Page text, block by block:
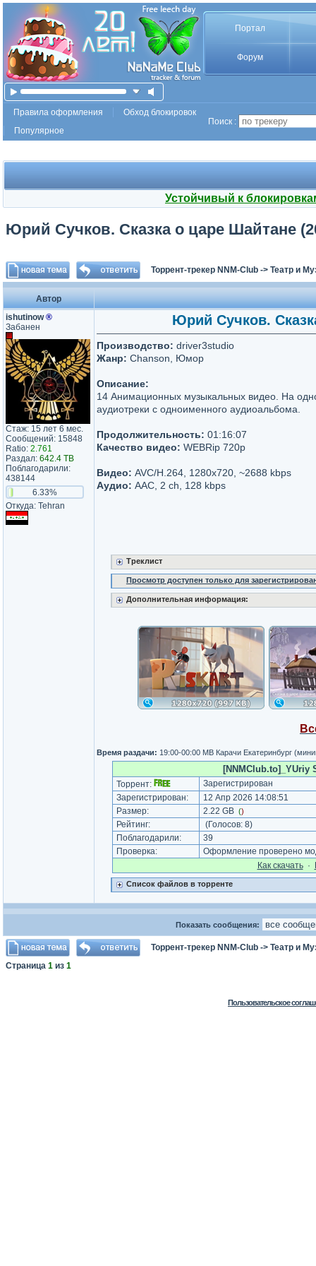
Портал
Форум
Правила оформления
Обход блокировок
Популярное
Поиск :
Устойчивый к
Юрий Сучков. Сказка о царе Шайтане
Торрент-трекер NNM-Club -> Театр и
Автор
ishutinow®
Забанен
Стаж: 15 лет 6 мес.
Сообщений: 15848
Ratio: 2.761
Раздал: 642.4 TB
Поблагодарили:
438144
6.33%
Откуда: Tehran
Юрий Сучков.
Производство: driver3studio
Жанр: Chanson, Юмор
Описание:
14 Анимационных музыкальных видео. На
аудиотреки с одноименного аудиоальбома.
Продолжительность: 01:16:07
Качество видео: WEBRip 720p
Видео: AVC/H.264, 1280х720, ~2688 kbps
Аудио: AAC, 2 ch, 128 kbps
Треклист
Просмотр доступен только для
Дополнительная информация:
Время раздачи: 19:00-00:00 МВ Карачи Екатеринбург
[NNMClub.to]_YUriy
Торрент:
Зарегистрирован
Зарегистрирован:
12 Апр 2026 14:08:51
Размер:
2.22 GB ()
Рейтинг: (Голосов: 8)
Поблагодарили:
39
Проверка:
Оформление проверено
Как cкачать·
Список файлов в торренте
Показать сообщения:
Торрент-трекер NNM-Club -> Театр и
Страница 1 из 1
Пользовательское